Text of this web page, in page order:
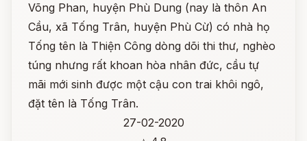
Võng Phan, huyện Phù Dung (nay là thôn An
Cầu, xã Tống Trân, huyện Phù Cừ) có nhà họ
Tống tên là Thiện Công dòng dõi thi thư, nghèo
túng nhưng rất khoan hòa nhân đức, cầu tự
mãi mới sinh được một cậu con trai khôi ngô,
đặt tên là Tống Trân.
27-02-2020